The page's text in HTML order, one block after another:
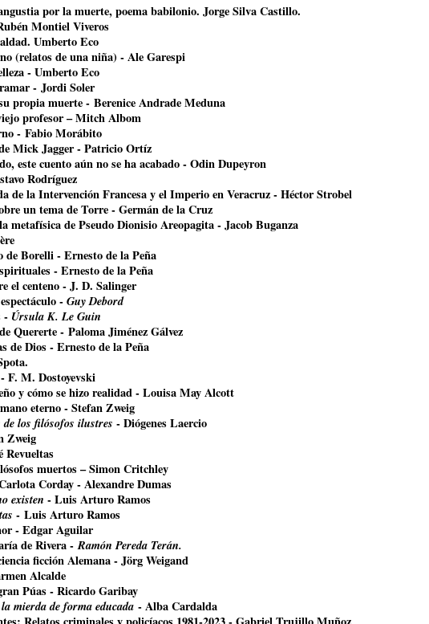
por la muerte, poema babilonio. Jorge Silva Castillo.
Montiel Viveros
Umberto Eco
(relatos de una niña) - Ale Garespi
- Umberto Eco
- Jordi Soler
propia muerte - Berenice Andrade Meduna
profesor – Mitch Albom
- Fabio Morábito
Mick Jagger- Patricio Ortíz
este cuento aún no se ha acabado - Odin Dupeyron
Rodríguez
de la Intervención Francesa y el Imperio en Veracruz - Héctor Strobel
un tema de Torre - Germán de la Cruz
metafísica de Pseudo Dionisio Areopagita - Jacob Buganza
de Borelli - Ernesto de la Peña
- Ernesto de la Peña
el centeno - J. D. Salinger
-Guy Debord
- Úrsula K. Le Guin
Quererte - Paloma Jiménez Gálvez
de Dios - Ernesto de la Peña
F. M. Dostoyevski
y cómo se hizo realidad - Louisa May Alcott
eterno - Stefan Zweig
los filósofos ilustres - Diógenes Laercio
Zweig
Revueltas
muertos – Simon Critchley
Corday - Alexandre Dumas
existen - Luis Arturo Ramos
- Luis Arturo Ramos
- Edgar Aguilar
de Rivera -Ramón Pereda Terán.
ficción Alemana - Jörg Weigand
Alcalde
Púas - Ricardo Garibay
mierda de forma educada - Alba Cardalda